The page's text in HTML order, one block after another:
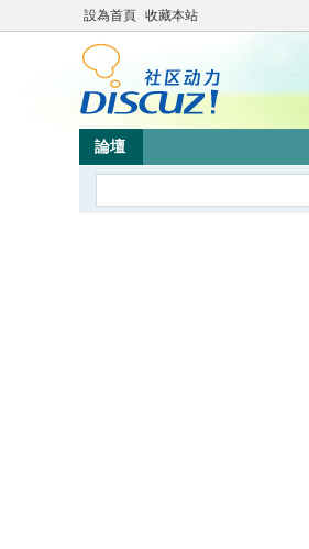
設為首頁 收藏本站
論壇